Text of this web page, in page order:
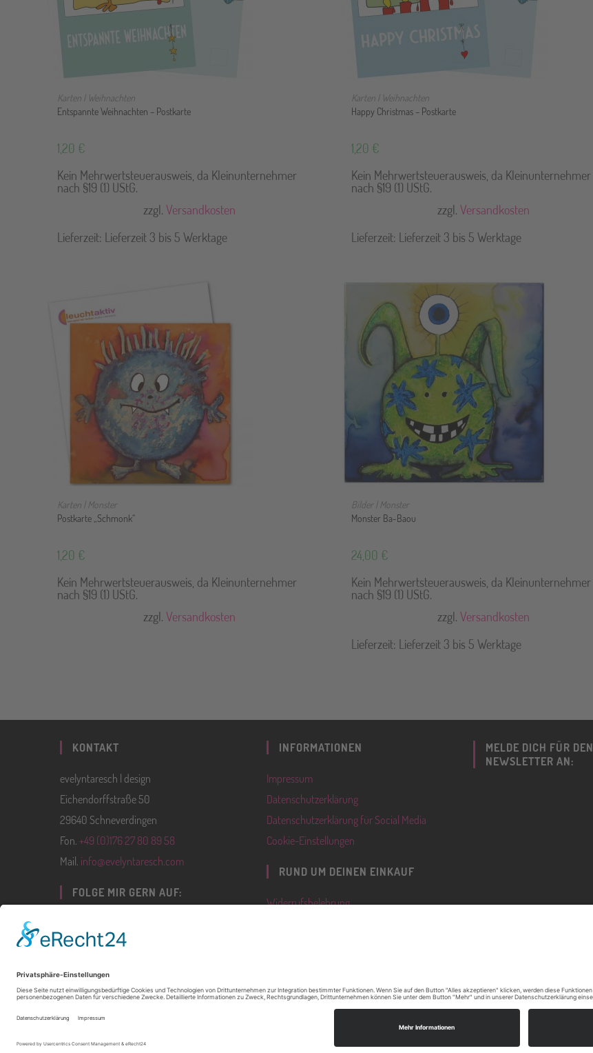
Karten | Weihnachten
Entspannte Weihnachten – Postkarte
1,20 €
Kein Mehrwertsteuerausweis, da Kleinunternehmer
nach §19 (1) UStG.
zzgl.Versandkosten
Lieferzeit: Lieferzeit 3 bis 5 Werktage
Karten | Weihnachten
Happy Christmas – Postkarte
1,20 €
Kein Mehrwertsteuerausweis, da Kleinunternehmer
nach §19 (1) UStG.
zzgl. Versandkosten
Lieferzeit: Lieferzeit 3 bis 5 Werktage
Karten | Monster
Postkarte „Schmonk“
1,20 €
Kein Mehrwertsteuerausweis, da Kleinunternehmer
nach §19 (1) UStG.
zzgl.Versandkosten
Bilder | Monster
Monster Ba-Baou
24,00 €
Kein Mehrwertsteuerausweis, da Kleinunternehmer
nach §19 (1) UStG.
zzgl. Versandkosten
Lieferzeit: Lieferzeit 3 bis 5 Werktage
KONTAKT
evelyntaresch | design
Eichendorffstraße 50
29640 Schneverdingen
Fon. +49 (0)176 27 80 89 58
Mail. info@evelyntaresch.com
FOLGE MIR GERN AUF:
INFORMATIONEN
Impressum
Datenschutzerklärung
Datenschutzerklärung für Social Media
Cookie-Einstellungen
RUND UM DEINEN EINKAUF
Widerrufsbelehrung
MELDE DICH FÜR DEN
NEWSLETTER AN:
© 2026 by Evelyn Taresch